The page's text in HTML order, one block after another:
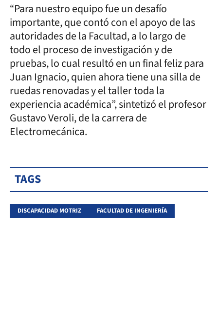
“Para nuestro equipo fue un desafío
importante, que contó con el apoyo de las
autoridades de la Facultad, a lo largo de
todo el proceso de investigación y de
pruebas, lo cual resultó en un final feliz para
Juan Ignacio, quien ahora tiene una silla de
ruedas renovadas y el taller toda la
experiencia académica”, sintetizó el profesor
Gustavo Veroli, de la carrera de
Electromecánica.
TAGS
DISCAPACIDAD MOTRIZ FACULTAD DE INGENIERÍA